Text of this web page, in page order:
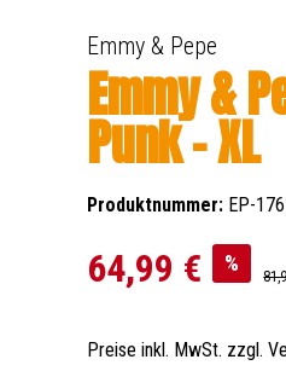
Emmy & Pepe
Emmy &
Punk - XL
Produktnummer: EP-
Verkaufspreis:
64,99 € %
Preise inkl. MwSt. zzgl.